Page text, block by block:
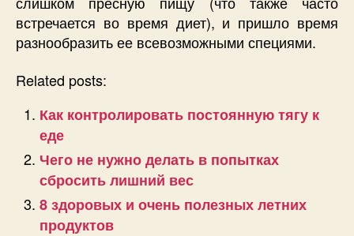
встречается во время диет), и пришло время
разнообразить ее всевозможными специями.
Related posts:
Как контролировать постоянную тягу к
еде
Чего не нужно делать в попытках
сбросить лишний вес
8 здоровых и очень полезных летних
продуктов